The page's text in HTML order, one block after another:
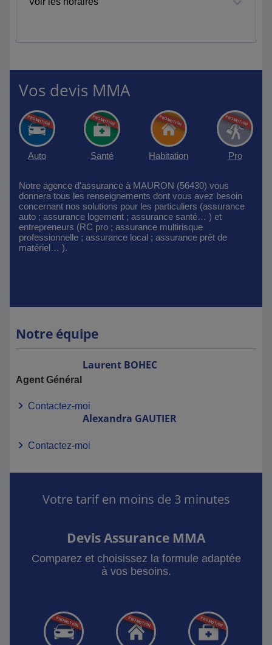
Vos devis MMA
Auto Santé Habitation Pro
Notre agence d'assurance à MAURON (56430) vous
donnera tous les renseignements dont vous avez besoin
concernant nos solutions pour les particuliers (assurance
auto ; assurance logement ; assurance santé… ) et
entrepreneurs (RC pro ; assurance multirisque
professionnelle ; assurance local ; assurance prêt de
matériel… ).
Notre équipe
Laurent BOHEC
Agent Général
Contactez-moi
Alexandra GAUTIER
Contactez-moi
Votre tarif en moins de 3 minutes
Devis Assurance MMA
Comparez et choisissez la formule adaptée
à vos besoins.